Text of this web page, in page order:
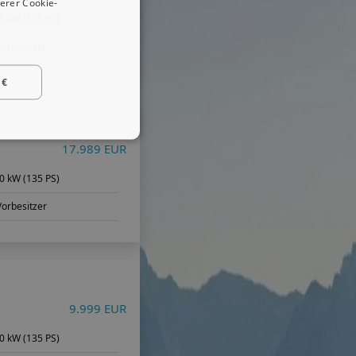
17.989 EUR
kW (135 PS)
9.999 EUR
kW (135 PS)